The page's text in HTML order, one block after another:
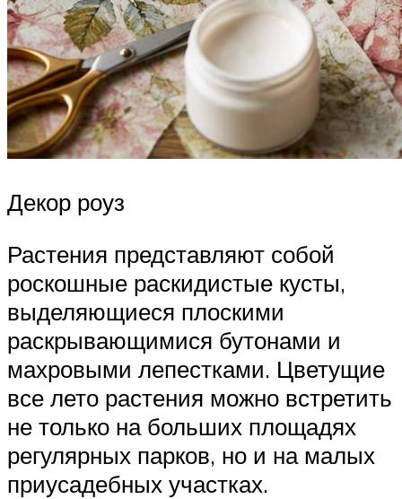
Декор роуз
Растения представляют собой
роскошные раскидистые кусты,
выделяющиеся плоскими
раскрывающимися бутонами и
махровыми лепестками. Цветущие
все лето растения можно встретить
не только на больших площадях
регулярных парков, но и на малых
приусадебных участках.